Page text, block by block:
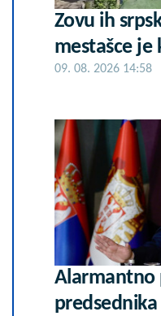
Zovu ih
mestašce je
09. 08. 2026 14:58
Alarmantno